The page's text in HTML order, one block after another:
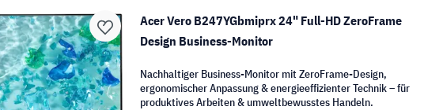
Acer Vero B247YGbmiprx 24" Full-HD ZeroFrame
Design Business-Monitor
Nachhaltiger Business-Monitor mit ZeroFrame-Design,
ergonomischer Anpassung & energieeffizienter Technik – für
produktives Arbeiten & umweltbewusstes Handeln.